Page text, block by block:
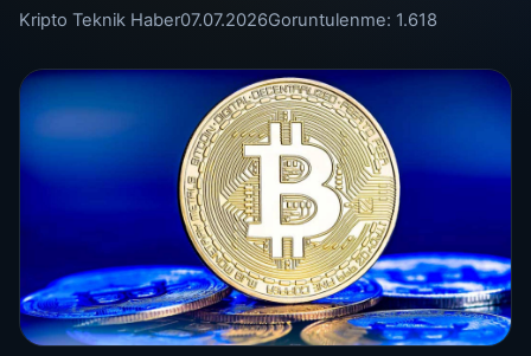
Kripto Teknik Haber07.07.2026Goruntulenme: 1.618